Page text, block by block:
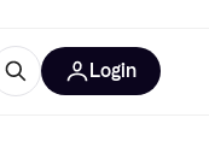
Login